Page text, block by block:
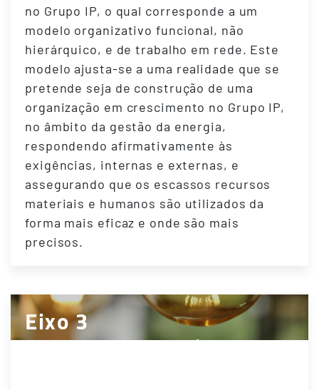
no Grupo IP, o qual corresponde a um
modelo organizativo funcional, não
hierárquico, e de trabalho em rede. Este
modelo ajusta-se a uma realidade que se
pretende seja de construção de uma
organização em crescimento no Grupo IP,
no âmbito da gestão da energia,
respondendo afirmativamente às
exigências, internas e externas, e
assegurando que os escassos recursos
materiais e humanos são utilizados da
forma mais eficaz e onde são mais
precisos.
Eixo 3
Plano Geral de Eficiência